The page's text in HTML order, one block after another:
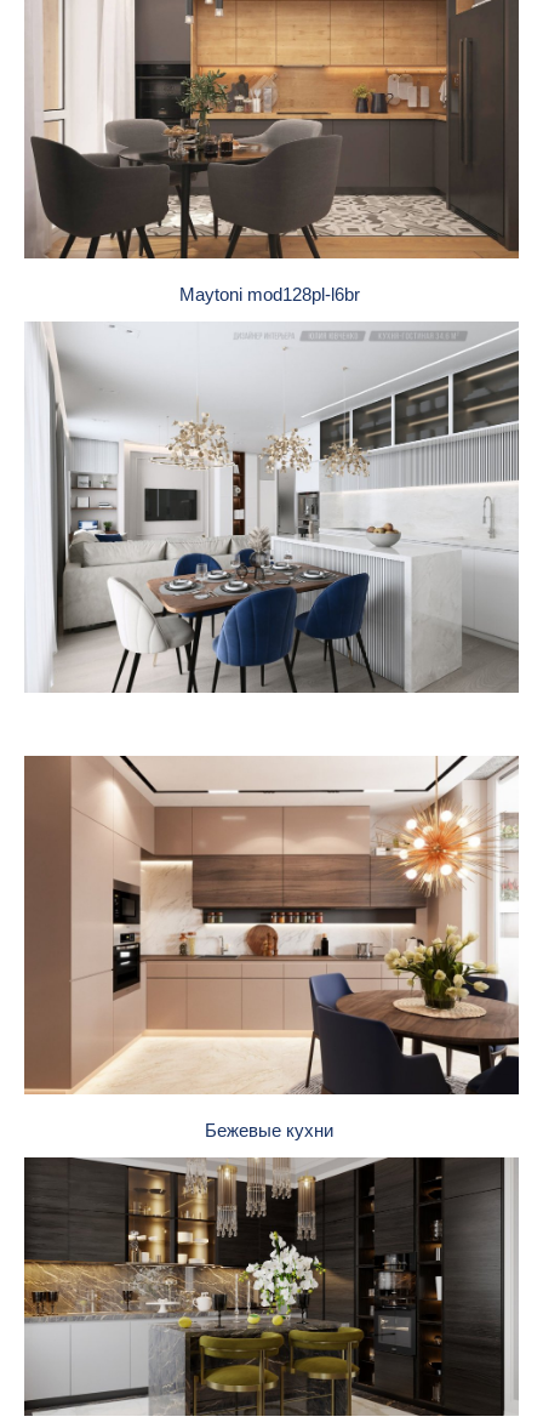
Maytoni mod128pl-l6br
Бежевые кухни